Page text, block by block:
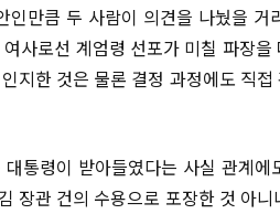
만큼 두 사람이 의견을 나눴을 거
사로선 계엄령 선포가 미칠 파장을
지한 것은 물론 결정 과정에도 직
통령이 받아들였다는 사실 관계에
장관 건의 수용으로 포장한 것 아니